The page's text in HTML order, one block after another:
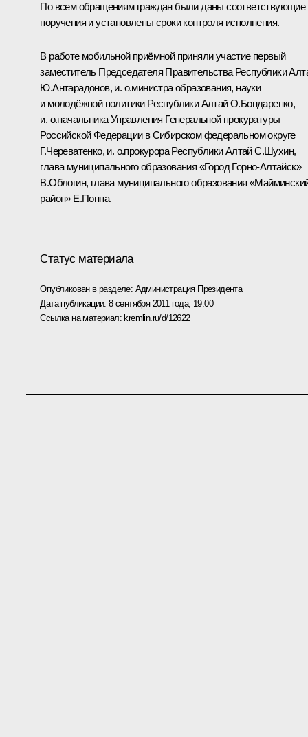
По всем обращениям граждан были даны соответствующие
поручения и установлены сроки контроля исполнения.
В работе мобильной приёмной приняли участие первый
заместитель Председателя Правительства Республики
Ю.Антарадонов, и. о.министра образования, науки
и молодёжной политики Республики Алтай О.Бондаренко,
и. о.начальника Управления Генеральной прокуратуры
Российской Федерации в Сибирском федеральном округе
Г.Череватенко, и. о.прокурора Республики Алтай С.Шухин,
глава муниципального образования «Город Горно-Алтайск»
В.Облогин, глава муниципального образования
район» Е.Понпа.
Статус материала
Опубликован в разделе: Администрация Президента
Дата публикации:8 сентября 2011 года, 19:00
Ссылка на материал:kremlin.ru/d/12622